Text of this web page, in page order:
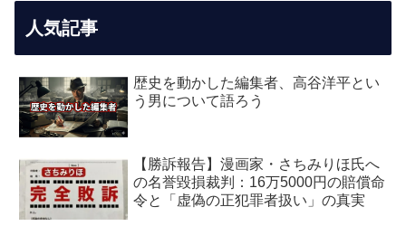
人気記事
歴史を動かした編集者、高谷洋平とい
う男について語ろう
【勝訴報告】漫画家・さちみりほ氏へ
の名誉毀損裁判：16万5000円の賠償命
令と「虚偽の正犯罪者扱い」の真実